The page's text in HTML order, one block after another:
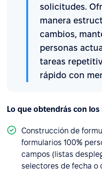
solicitudes.
manera
cambios,
personas
tareas
rápido con
Lo que obtendrás con
Construcción de
formularios 100%
campos (listas
selectores de fecha o